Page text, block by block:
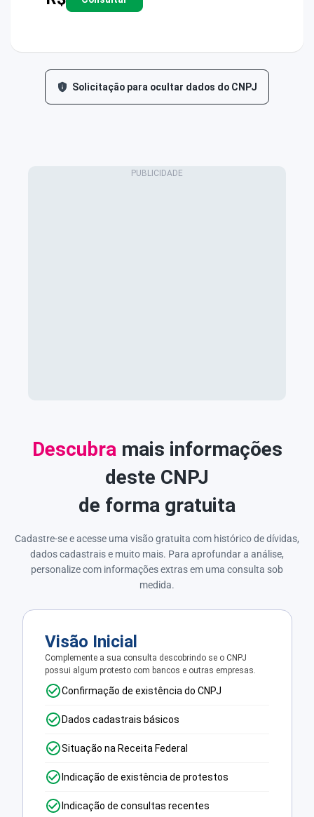
Solicitação para ocultar dados do CNPJ
Descubra mais informações
deste CNPJ
de forma gratuita
Cadastre-se e acesse uma visão gratuita com histórico de dívidas,
dados cadastrais e muito mais. Para aprofundar a análise,
personalize com informações extras em uma consulta sob
medida.
Visão Inicial
Complemente a sua consulta descobrindo se o CNPJ
possui algum protesto com bancos e outras empresas.
Confirmação de existência do CNPJ
Dados cadastrais básicos
Situação na Receita Federal
Indicação de existência de protestos
Indicação de consultas recentes